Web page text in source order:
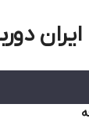
ایران